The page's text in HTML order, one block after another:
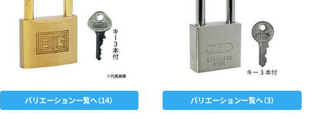
バリエーション一覧へ（14） バリエーション一覧へ（3）